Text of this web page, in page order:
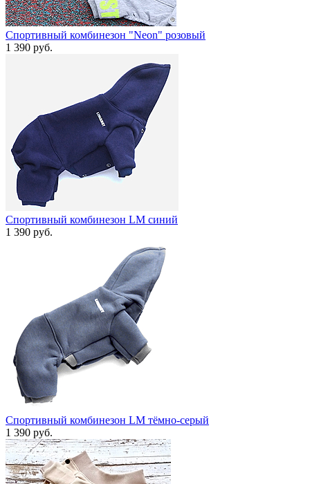
Спортивный комбинезон "Neon" розовый
1 390 руб.
Спортивный комбинезон LM синий
1 390 руб.
Спортивный комбинезон LM тёмно-серый
1 390 руб.